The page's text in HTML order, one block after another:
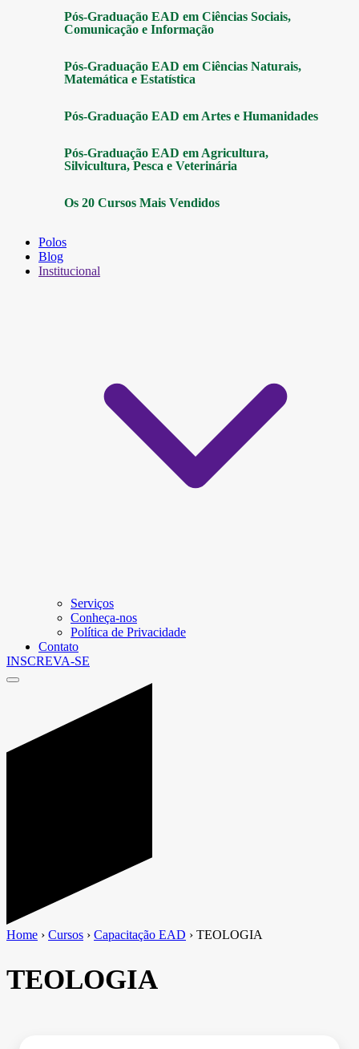
Pós-Graduação EAD em Ciências Sociais,
Comunicação e Informação
Pós-Graduação EAD em Ciências Naturais,
Matemática e Estatística
Pós-Graduação EAD em Artes e Humanidades
Pós-Graduação EAD em Agricultura,
Silvicultura, Pesca e Veterinária
Os 20 Cursos Mais Vendidos
Polos
Blog
Institucional
Serviços
Conheça-nos
Política de Privacidade
Contato
INSCREVA-SE
Home › Cursos › Capacitação EAD › TEOLOGIA
TEOLOGIA